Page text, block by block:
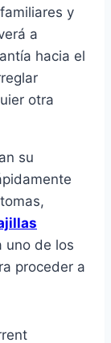
y
a
hacia el
otra
su
uno de los
proceder a